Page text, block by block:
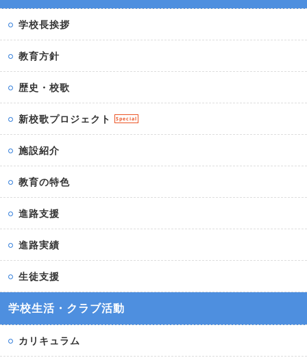
学校長挨拶
教育方針
歴史・校歌
新校歌プロジェクト Special
施設紹介
教育の特色
進路支援
進路実績
生徒支援
学校生活・クラブ活動
カリキュラム